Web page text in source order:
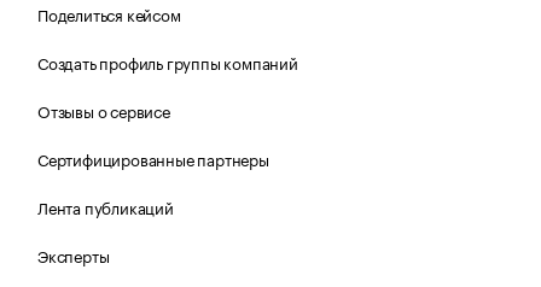
Поделиться кейсом
Создать профиль группы компаний
Отзывы о сервисе
Сертифицированные партнеры
Лента публикаций
Эксперты